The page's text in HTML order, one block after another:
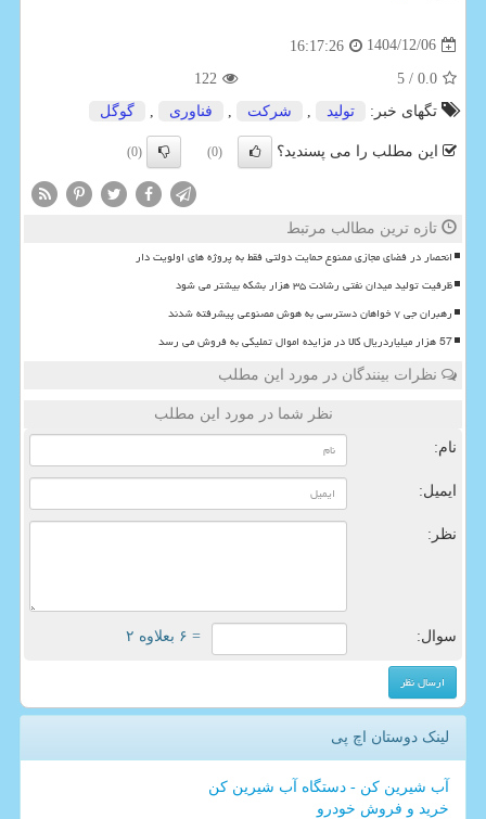
1404/12/06
16:17:26
0.0
/ 5
122
تگهای خبر:
تولید , شركت , فناوری , گوگل
این مطلب را می پسندید؟ (0)
(0)
تازه ترین مطالب مرتبط
انحصار در فضای مجازی ممنوع حمایت دولتی فقط به پروژه های اولویت دار
ظرفیت تولید میدان نفتی رشادت ۳۵ هزار بشکه بیشتر می شود
رهبران جی ۷ خواهان دسترسی به هوش مصنوعی پیشرفته شدند
57 هزار میلیاردریال کالا در مزایده اموال تملیکی به فروش می رسد
نظرات بینندگان در مورد این مطلب
نظر شما در مورد این مطلب
نام:
ایمیل:
نظر:
سوال: = ۶ بعلاوه ۲
لینک دوستان اچ پی
آب شیرین کن - دستگاه آب شیرین کن
خرید و فروش خودرو